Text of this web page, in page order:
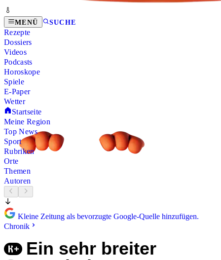
MENÜ SUCHE
Rezepte
Dossiers
Videos
Podcasts
Horoskope
Spiele
E-Paper
Wetter
Startseite
Meine Region
Top News
Sport
Rubriken
Orte
Themen
Autoren
Kleine Zeitung als bevorzugte Google-Quelle hinzufügen.
Chronik
Ein sehr breiter